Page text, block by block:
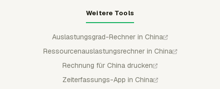
Weitere Tools
Auslastungsgrad-Rechner in China
Ressourcenauslastungsrechner in China
Rechnung für China drucken
Zeiterfassungs-App in China